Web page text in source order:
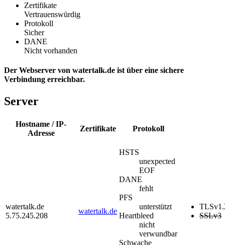
Zertifikate
Vertrauenswürdig
Protokoll
Sicher
DANE
Nicht vorhanden
Der Webserver von watertalk.de ist über eine sichere
Verbindung erreichbar.
Server
Hostname / IP-
Adresse
Zertifikate Protokoll
watertalk.de
5.75.245.208
watertalk.de
HSTS
unexpected
EOF
DANE
fehlt
PFS
unterstützt
Heartbleed
nicht
verwundbar
Schwache
SSLv3